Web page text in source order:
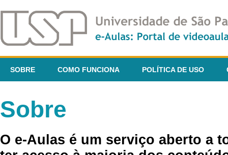
SOBRE COMO FUNCIONA POLÍTICA DE USO
Sobre
O e-Aulas é um serviço aberto a